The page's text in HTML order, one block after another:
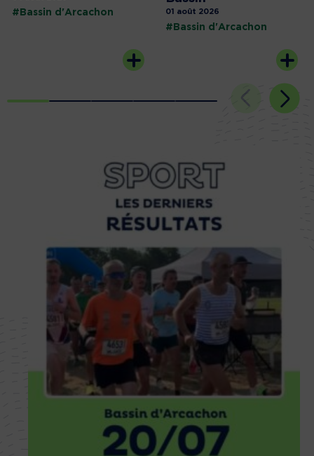
#Bassin d'Arcachon 01 août 2026
#Bassin d'Arcachon